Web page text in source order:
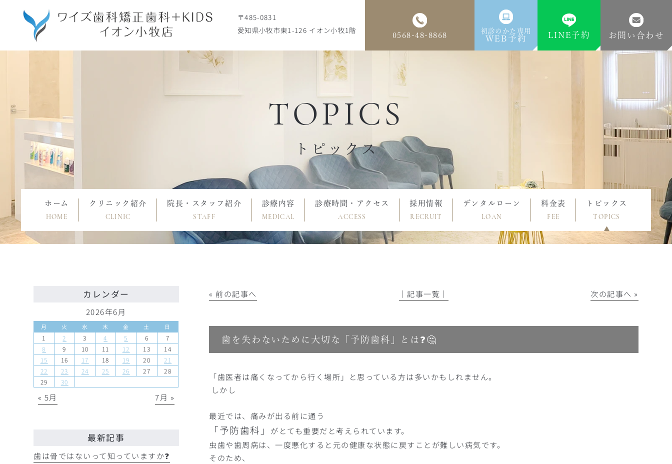
〒485-0831
愛知県小牧市東1-126 イオン小牧1階
0568-48-8868
初診のかた専用
WEB予約 LINE予約 お問い合わせ
ホーム
HOME
クリニック紹介
CLINIC
院長・スタッフ紹介
STAFF
診療内容
MEDICAL
診療時間・アクセス
ACCESS
採用情報
RECRUIT
デンタルローン
LOAN
料金表
FEE
トピックス
TOPICS
TOPICS
トピックス
« 前の記事へ │記事一覧│ 次の記事へ »
歯を失わないために大切な「予防歯科」とは❓🤔
「歯医者は痛くなってから行く場所」と思っている方は多いかもしれません。
しかし
最近では、痛みが出る前に通う
「予防歯科」
がとても重要だと考えられています。
虫歯や歯周病は、一度悪化すると元の健康な状態に戻すことが難しい病気です。
そのため、
カレンダー
2026年6月
月 火 水 木 金 土 日
1 2 3 4 5 6
7
8
9 10 11 12 13
14
15
16 17 18 19 20
21
22
23 24 25 26 27
28
29
30
« 5月 7月 »
最新記事
歯は骨ではないって知っていますか❓